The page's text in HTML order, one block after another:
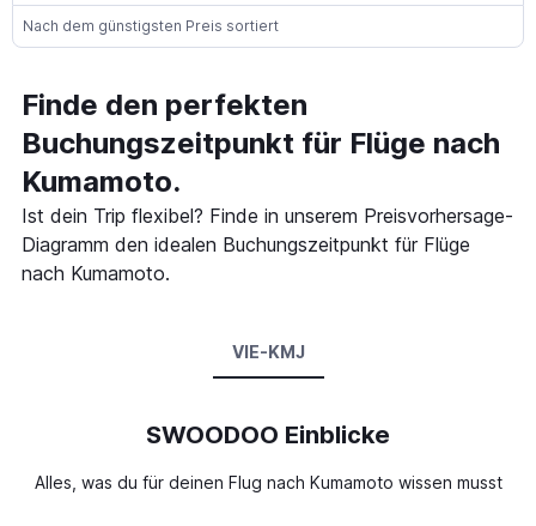
Nach dem günstigsten Preis sortiert
Finde den perfekten
Buchungszeitpunkt für Flüge nach
Kumamoto.
Ist dein Trip flexibel? Finde in unserem Preisvorhersage-
Diagramm den idealen Buchungszeitpunkt für Flüge
nach Kumamoto.
VIE-KMJ
SWOODOO Einblicke
Alles, was du für deinen Flug nach Kumamoto wissen musst